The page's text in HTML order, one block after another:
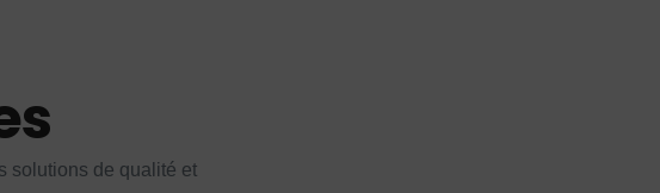
solutions de qualité et